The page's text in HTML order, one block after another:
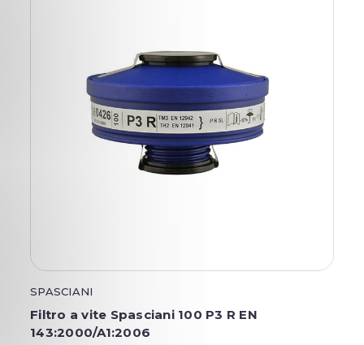
SPASCIANI
Filtro a vite Spasciani 100 P3 R EN
143:2000/A1:2006